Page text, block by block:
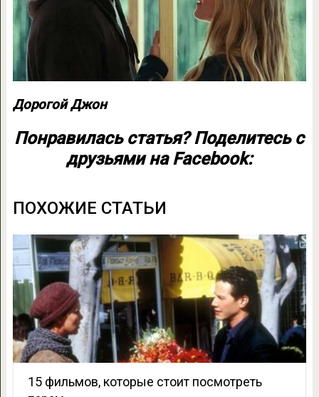
Дорогой Джон
Понравилась статья? Поделитесь с
друзьями на Facebook:
ПОХОЖИЕ СТАТЬИ
15 фильмов, которые стоит посмотреть